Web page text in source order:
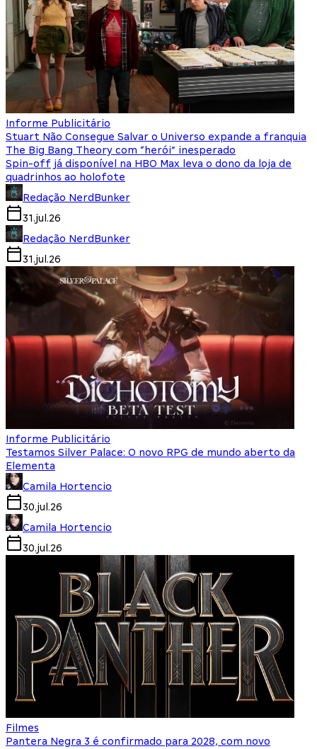
Informe Publicitário
Stuart Não Consegue Salvar o Universo expande a franquia
The Big Bang Theory com “herói” inesperado
Spin-off já disponível na HBO Max leva o dono da loja de
quadrinhos ao holofote
Redação NerdBunker
31.jul.26
Redação NerdBunker
31.jul.26
Informe Publicitário
Testamos Silver Palace: O novo RPG de mundo aberto da
Elementa
Camila Hortencio
30.jul.26
Camila Hortencio
30.jul.26
Filmes
Pantera Negra 3 é confirmado para 2028, com novo